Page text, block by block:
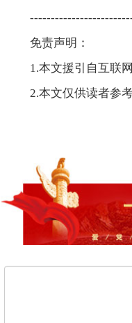
免责声明：
1.本文援引自互联
2.本文仅供读者参